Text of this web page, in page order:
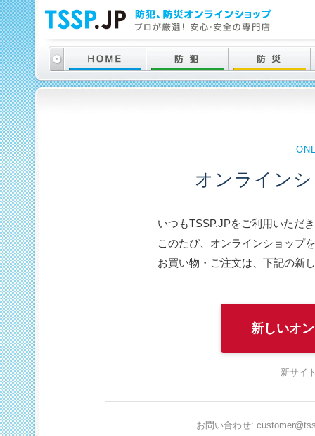
オンライン
いつもTSSP.JPをご利用いただ
このたび、オンラインショップ
お買い物・ご注文は、下記の新
新しいオ
新サイ
お問い合わせ: